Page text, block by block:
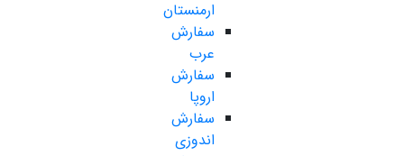
ارمنستان
سفارش
عرب
سفارش
اروپا
سفارش
اندوزی